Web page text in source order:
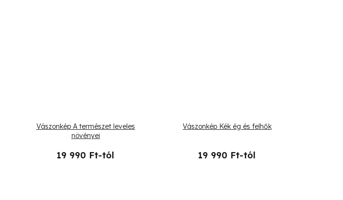
Vászonkép A természet leveles
növényei
19 990 Ft-tól
Vászonkép Kék ég és felhők
19 990 Ft-tól